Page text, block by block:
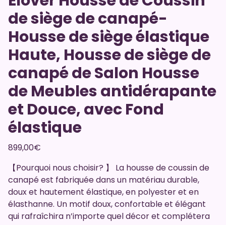
de siège de canapé-
Housse de siège élastique
Haute, Housse de siège de
canapé de Salon Housse
de Meubles antidérapante
et Douce, avec Fond
élastique
899,00€
【Pourquoi nous choisir? 】 La housse de coussin de
canapé est fabriquée dans un matériau durable,
doux et hautement élastique, en polyester et en
élasthanne. Un motif doux, confortable et élégant
qui rafraîchira n’importe quel décor et complétera